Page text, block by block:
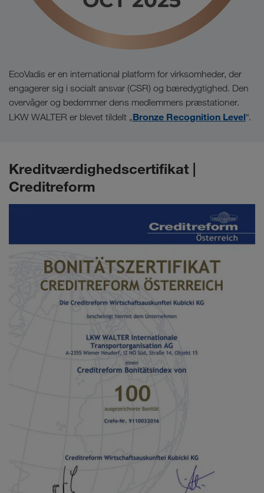
EcoVadis er en international platform for virksomheder, der
engagerer sig i socialt ansvar (CSR) og bæredygtighed. Den
overvåger og bedømmer dens medlemmers præstationer.
LKW WALTER er blevet tildelt „Bronze Recognition Level“.
Kreditværdighedscertifikat |
Creditreform